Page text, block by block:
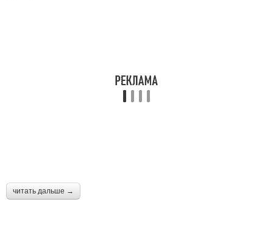
читать дальше →